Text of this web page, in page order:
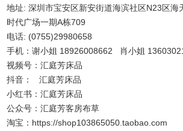
地址: 深圳市宝安区新安街道海滨社区N23区海
时代广场一期A栋709
电话: (0755)29980658
手机：谢小姐 18926008662 肖小姐
视频号：汇庭芳床品
抖音： 汇庭芳床品
小红书：汇庭芳床品
公众号：汇庭芳客房布草
淘宝：https://shop103865050.taobao.com